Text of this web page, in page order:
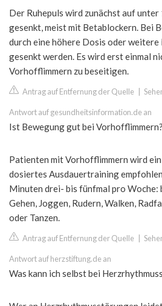
Der Ruhepuls wird zunächst auf
gesenkt, meist mit Betablockern. Bei
durch eine höhere Dosis oder
gesenkt werden. Es wird erst einmal
Vorhofflimmern zu beseitigen.
Antrag auf Entfernung der Quelle
Antwort auf gesundheitsinformation.de an
Ist Bewegung gut bei Vorhofflimmern?
Patienten mit Vorhofflimmern wird
dosiertes Ausdauertraining
Minuten drei- bis fünfmal pro
Gehen, Joggen, Rudern, Walken,
oder Tanzen.
Antrag auf Entfernung der Quelle
Antwort auf herzstiftung.de an
Was kann ich selbst bei